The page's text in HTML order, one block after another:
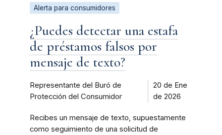
Alerta para consumidores
¿Puedes detectar una estafa
de préstamos falsos por
mensaje de texto?
Representante del Buró de
Protección del Consumidor
20 de Ene
de 2026
Recibes un mensaje de texto, supuestamente
como seguimiento de una solicitud de